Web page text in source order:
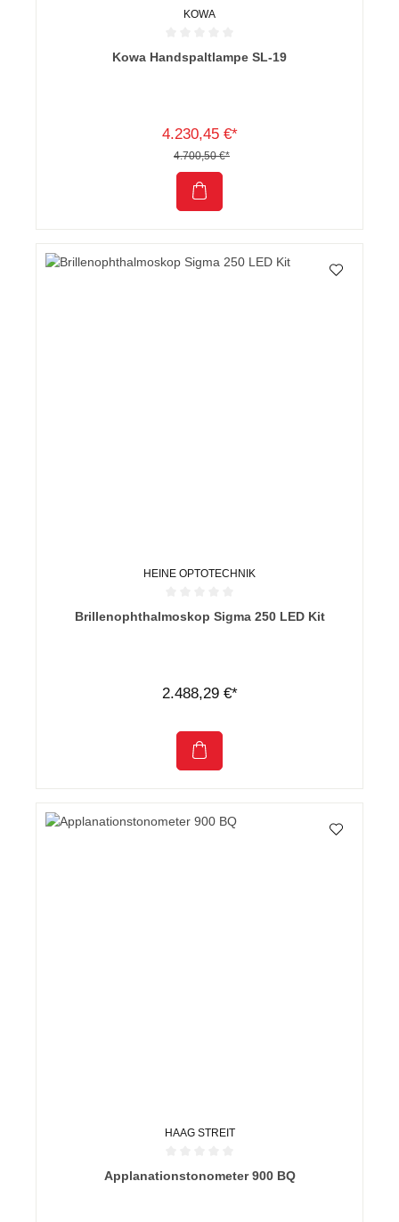
KOWA
Durchschnittliche Bewertung von 0 von 5 Sternen
Kowa Handspaltlampe SL-19
4.230,45 €*
4.700,50 €*
HEINE OPTOTECHNIK
Durchschnittliche Bewertung von 0 von 5 Sternen
Brillenophthalmoskop Sigma 250 LED Kit
2.488,29 €*
HAAG STREIT
Durchschnittliche Bewertung von 0 von 5 Sternen
Applanationstonometer 900 BQ